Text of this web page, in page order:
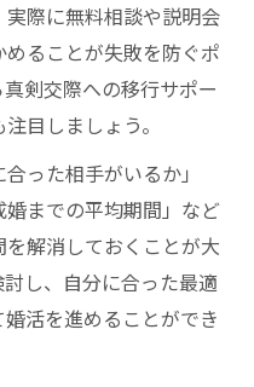
際に無料相談や説明会
ることが失敗を防ぐポ
剣交際への移行サポー
目しましょう。
った相手がいるか」
婚までの平均期間」など
解消しておくことが大
し、自分に合った最適
活を進めることができ